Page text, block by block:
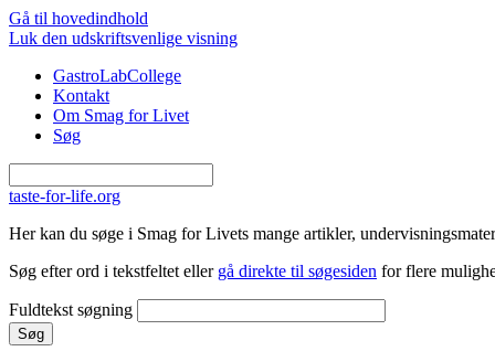
Gå til hovedindhold
Luk den udskriftsvenlige visning
GastroLabCollege
Kontakt
Om Smag for Livet
Søg
taste-for-life.org
Her kan du søge i Smag for Livets mange artikler,
Søg efter ord i tekstfeltet eller gå direkte til søgesiden for flere
Fuldtekst søgning